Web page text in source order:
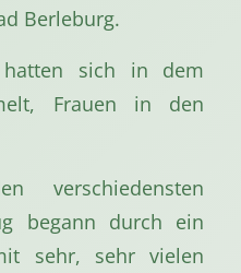
Berleburg.
hatten sich in dem
Frauen in den
begann durch ein
sehr, sehr vielen